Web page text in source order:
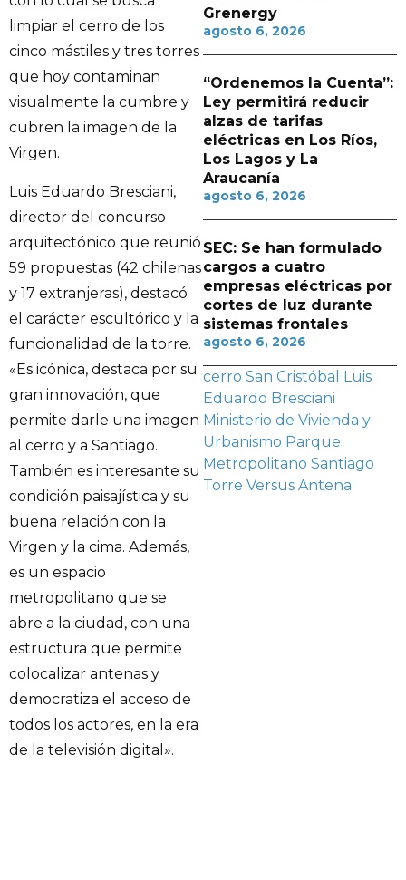
limpiar el cerro de los
cinco mástiles y tres torres
que hoy contaminan
visualmente la cumbre y
cubren la imagen de la
Virgen.
Luis Eduardo Bresciani,
director del concurso
arquitectónico que reunió
59 propuestas (42 chilenas
y 17 extranjeras), destacó
el carácter escultórico y la
funcionalidad de la torre.
«Es icónica, destaca por su
gran innovación, que
permite darle una imagen
al cerro y a Santiago.
También es interesante su
condición paisajística y su
buena relación con la
Virgen y la cima. Además,
es un espacio
metropolitano que se
abre a la ciudad, con una
estructura que permite
colocalizar antenas y
democratiza el acceso de
todos los actores, en la era
de la televisión digital».
Grenergy
agosto 6, 2026
“Ordenemos la Cuenta”:
Ley permitirá reducir
alzas de tarifas
eléctricas en Los Ríos,
Los Lagos y La
Araucanía
agosto 6, 2026
SEC: Se han formulado
cargos a cuatro
empresas eléctricas por
cortes de luz durante
sistemas frontales
agosto 6, 2026
cerro San Cristóbal Luis
Eduardo Bresciani
Ministerio de Vivienda y
Urbanismo Parque
Metropolitano Santiago
Torre Versus Antena